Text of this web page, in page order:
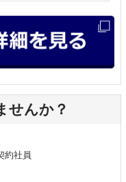
せんか？
約社員